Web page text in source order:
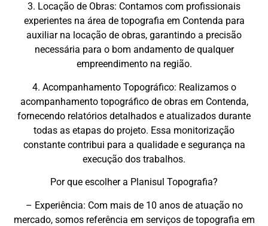
3. Locação de Obras: Contamos com profissionais
experientes na área de topografia em Contenda para
auxiliar na locação de obras, garantindo a precisão
necessária para o bom andamento de qualquer
empreendimento na região.
4. Acompanhamento Topográfico: Realizamos o
acompanhamento topográfico de obras em Contenda,
fornecendo relatórios detalhados e atualizados durante
todas as etapas do projeto. Essa monitorização
constante contribui para a qualidade e segurança na
execução dos trabalhos.
Por que escolher a Planisul Topografia?
– Experiência: Com mais de 10 anos de atuação no
mercado, somos referência em serviços de topografia em